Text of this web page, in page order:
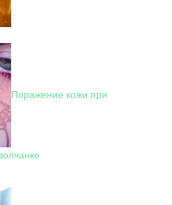
Поражение кожи при